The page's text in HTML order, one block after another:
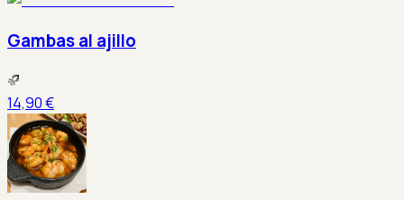
Gambas al ajillo
14,90 €